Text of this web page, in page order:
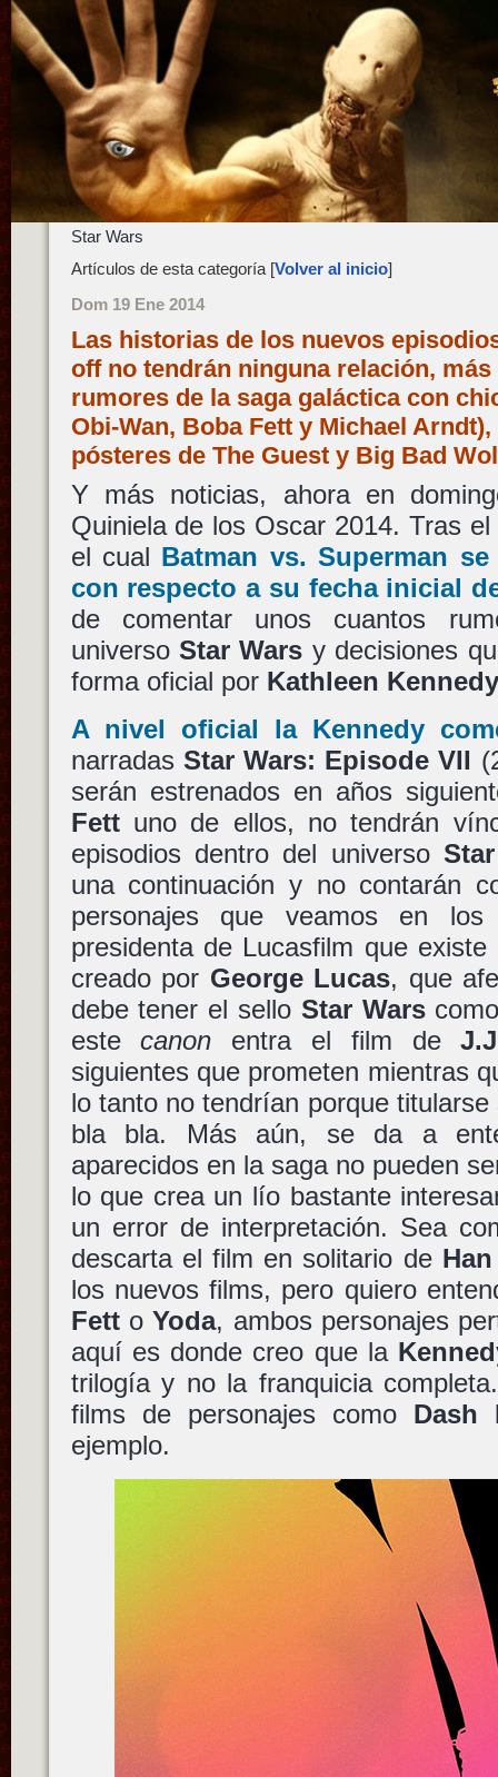
Star Wars
Artículos de esta categoría [Volver al inicio]
Dom 19 Ene 2014
Las historias de los nuevos
off no tendrán ninguna relación,
rumores de la saga galáctica con
Obi-Wan, Boba Fett y Michael
pósteres de The Guest y Big Bad
Y más noticias, ahora en
Quiniela de los Oscar 2014. Tras el
el cual Batman vs. Superman
con respecto a su fecha inicial
de comentar unos cuantos
universo Star Wars y decisiones
forma oficial por Kathleen Kennedy
A nivel oficial la Kennedy
narradas Star Wars: Episode VII
serán estrenados en años
Fettuno de ellos, no tendrán
episodios dentro del universo
una continuación y no contarán
personajes que veamos en
presidenta de Lucasfilm que
creado por George Lucas, que
debe tener el sello Star Wars
estecanon entra el film de
siguientes que prometen mientras
lo tanto no tendrían porque
bla bla. Más aún, se da a
aparecidos en la saga no pueden
lo que crea un lío bastante
un error de interpretación. Sea
descarta el film en solitario de
los nuevos films, pero quiero
FettoYoda, ambos personajes
aquí es donde creo que la
trilogía y no la franquicia
films de personajes como Dash
ejemplo.